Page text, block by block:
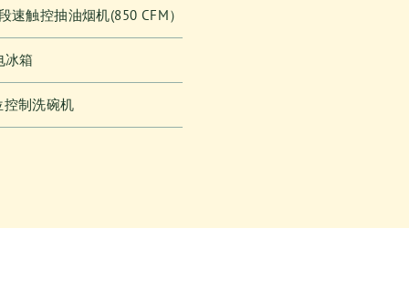
速触控抽油烟机(850 CFM）
冰箱
制洗碗机